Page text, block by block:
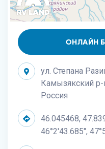
ОНЛАЙН
ул. Степана
Камызякский р-
Россия
46.045468,
46°2'43.685",